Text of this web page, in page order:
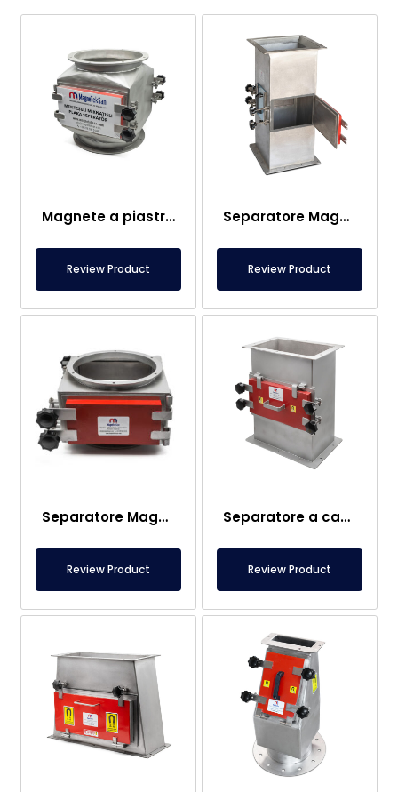
Magnete a piastre con alloggiamento a cassetto DN400
Review Product
Separatore Magnetico Carcassa con Doppia Piastra Ingresso-Uscita 300×300 mm
Review Product
Separatore Magnetico Ø300 mm – Piastra Magnetica Doppia – Adatto per Colata di Bobine, Flusso di Materiale Plastico
Review Product
Separatore a cassetto magnetico 440×260 mm con ingresso e uscita – Sistema a piastra magnetica con finestra di osservazione
Review Product